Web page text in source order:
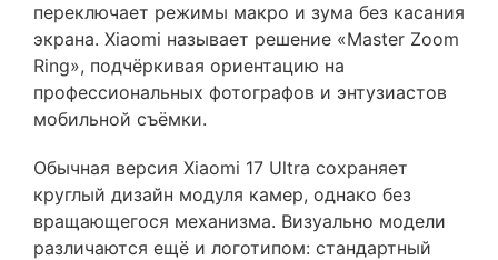
переключает режимы макро и зума без касания
экрана. Xiaomi называет решение «Master Zoom
Ring», подчёркивая ориентацию на
профессиональных фотографов и энтузиастов
мобильной съёмки.
Обычная версия Xiaomi 17 Ultra сохраняет
круглый дизайн модуля камер, однако без
вращающегося механизма. Визуально модели
различаются ещё и логотипом: стандартный